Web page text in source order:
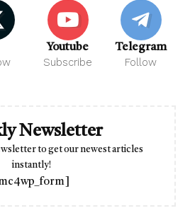
Youtube
Subscribe
Telegram
Follow
Newsletter
to get our newest articles
instantly!